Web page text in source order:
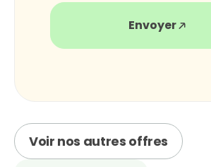
Envoyer
Voir nos autres offres